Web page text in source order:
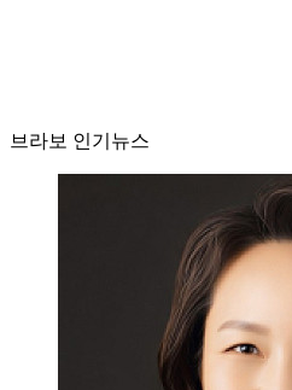
브라보 인기뉴스